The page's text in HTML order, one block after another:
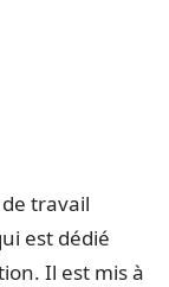
travail
est dédié
Il est mis à